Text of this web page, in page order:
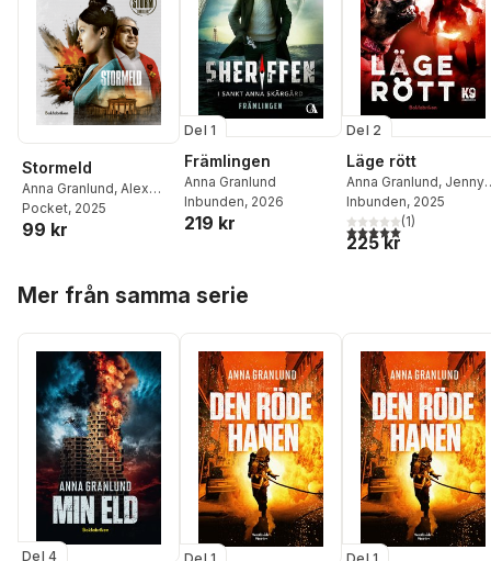
Stormeld
Anna Granlund, Alex
Storm
Pocket, 2025
99 kr
Del 1
Främlingen
Anna Granlund
Inbunden, 2026
219 kr
Del 2
Läge rött
Anna Granlund, Jenny
Helldahl
Inbunden, 2025
5,0utav 5 stjärnor.
(1)
225 kr
Mer från samma serie
Del 4